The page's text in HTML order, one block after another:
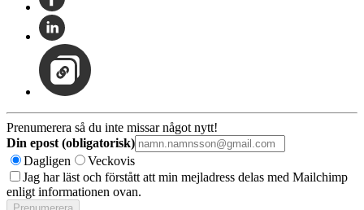
Prenumerera så du inte missar något nytt!
Din epost (obligatorisk)
Dagligen
Veckovis
Jag har läst och förstått att min mejladress delas med Mailchimp
enligt informationen ovan.